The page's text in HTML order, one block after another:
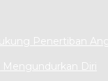
Penertiban
Diri